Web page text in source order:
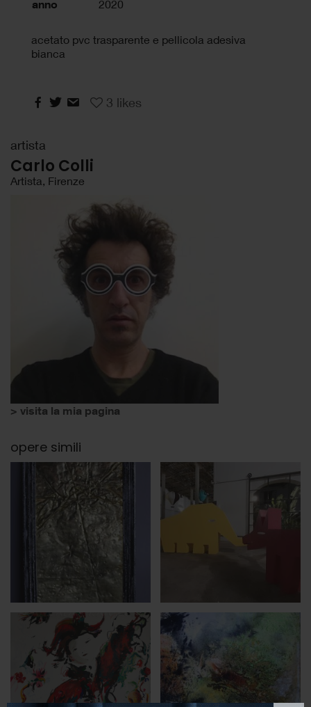
anno 2020
acetato pvc trasparente e pellicola adesiva
bianca
3 likes
artista
Carlo Colli
Artista, Firenze
> visita la mia pagina
opere simili